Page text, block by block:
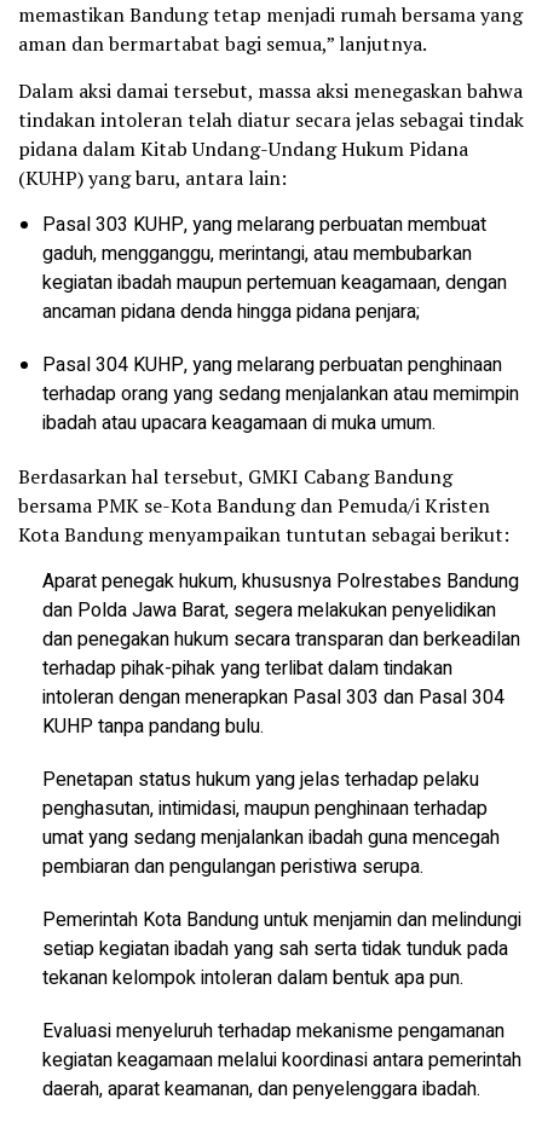
memastikan Bandung tetap menjadi rumah bersama yang
aman dan bermartabat bagi semua,” lanjutnya.
Dalam aksi damai tersebut, massa aksi menegaskan bahwa
tindakan intoleran telah diatur secara jelas sebagai tindak
pidana dalam Kitab Undang-Undang Hukum Pidana
(KUHP) yang baru, antara lain:
Pasal 303 KUHP, yang melarang perbuatan membuat
gaduh, mengganggu, merintangi, atau membubarkan
kegiatan ibadah maupun pertemuan keagamaan, dengan
ancaman pidana denda hingga pidana penjara;
Pasal 304 KUHP, yang melarang perbuatan penghinaan
terhadap orang yang sedang menjalankan atau memimpin
ibadah atau upacara keagamaan di muka umum.
Berdasarkan hal tersebut, GMKI Cabang Bandung
bersama PMK se-Kota Bandung dan Pemuda/i Kristen
Kota Bandung menyampaikan tuntutan sebagai berikut:
Aparat penegak hukum, khususnya Polrestabes Bandung
dan Polda Jawa Barat, segera melakukan penyelidikan
dan penegakan hukum secara transparan dan berkeadilan
terhadap pihak-pihak yang terlibat dalam tindakan
intoleran dengan menerapkan Pasal 303 dan Pasal 304
KUHP tanpa pandang bulu.
Penetapan status hukum yang jelas terhadap pelaku
penghasutan, intimidasi, maupun penghinaan terhadap
umat yang sedang menjalankan ibadah guna mencegah
pembiaran dan pengulangan peristiwa serupa.
Pemerintah Kota Bandung untuk menjamin dan melindungi
setiap kegiatan ibadah yang sah serta tidak tunduk pada
tekanan kelompok intoleran dalam bentuk apa pun.
Evaluasi menyeluruh terhadap mekanisme pengamanan
kegiatan keagamaan melalui koordinasi antara pemerintah
daerah, aparat keamanan, dan penyelenggara ibadah.